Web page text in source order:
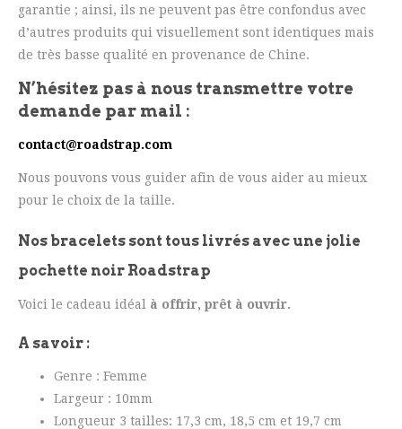
garantie ; ainsi, ils ne peuvent pas être confondus avec
d’autres produits qui visuellement sont identiques mais
de très basse qualité en provenance de Chine.
N’hésitez pas à nous transmettre votre
demande par mail :
contact@roadstrap.com
Nous pouvons vous guider afin de vous aider au mieux
pour le choix de la taille.
Nos bracelets sont tous livrés avec une jolie
pochette noir Roadstrap
Voici le cadeau idéal à offrir, prêt à ouvrir.
A savoir :
Genre : Femme
Largeur : 10mm
Longueur 3 tailles: 17,3 cm, 18,5 cm et 19,7 cm